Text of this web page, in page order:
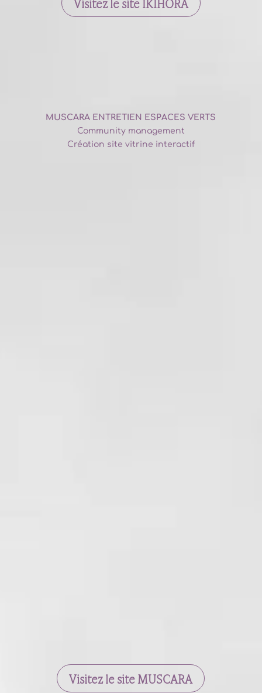
MUSCARA ENTRETIEN ESPACES VERTS
Community management
Création site vitrine interactif
Visitez le site MUSCARA